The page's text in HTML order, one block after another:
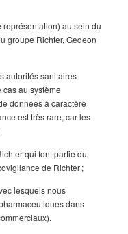
au sein du
groupe Richter, Gedeon
autorités sanitaires
au système
données à caractère
est très rare, car les
qui font partie du
de Richter ;
lesquels nous
dans